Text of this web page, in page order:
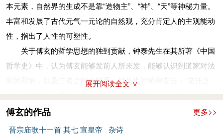
泰始四年（268年），傅玄被任命为御史中丞。当时州郡多
有水涝旱灾，傅玄又上疏陈述应做的五事：
1. 在用牛问题上，应该以雇佣士兵用官府的牛给予利润十分
之四，用私人的牛则与官府平分。
2. 应该重申汉代对于开垦农田不务实，验证后便诛杀二千石
俸禄官员的旧典，以警戒天下郡县，都用死刑督促他们。
通分掌的职事。
4. 应该询问河堤谒者石恢关于水利和农田方面的得失，会对
本元素，自然界的生成不是靠“造物主”、“神”、“天”等神秘力量。
丰富和发展了古代元气一元论的自然观，充分肯定人的主观能动
性，指出了人性的可塑性。
关于傅玄的哲学思想的独到贡献，钟泰先生在其所著《中国
哲学史》中，认为傅玄能够发前人所未发，能够认识到道家对法
家的影响，以及二者之间的联系。钟先生评价傅玄云：“老庄之
未能得老庄之全，以是蒙其害而不获其用。既得《傅子》读之，
觉其尚公道，重爵禄，犹有法家之意。”
展开阅读全文 ∨
傅玄的作品
更多>>
晋宗庙歌十一首 其七 宣皇帝
杂诗